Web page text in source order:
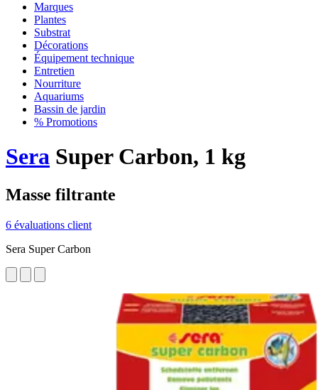
Marques
Plantes
Substrat
Décorations
Équipement technique
Entretien
Nourriture
Aquariums
Bassin de jardin
% Promotions
Sera Super Carbon, 1 kg
Masse filtrante
6 évaluations client
Sera Super Carbon